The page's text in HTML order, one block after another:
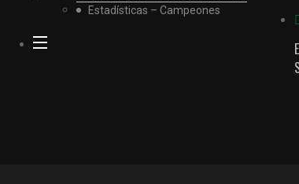
Estadísticas – Campeones